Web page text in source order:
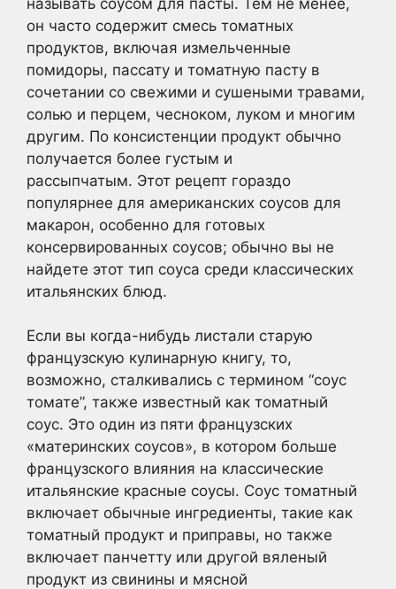
он часто содержит смесь томатных
продуктов, включая измельченные
помидоры, пассату и томатную пасту в
сочетании со свежими и сушеными травами,
солью и перцем, чесноком, луком и многим
другим. По консистенции продукт обычно
получается более густым и
рассыпчатым. Этот рецепт гораздо
популярнее для американских соусов для
макарон, особенно для готовых
консервированных соусов; обычно вы не
найдете этот тип соуса среди классических
итальянских блюд.
Если вы когда-нибудь листали старую
французскую кулинарную книгу, то,
возможно, сталкивались с термином “соус
томате”, также известный как томатный
соус. Это один из пяти французских
«материнских соусов», в котором больше
французского влияния на классические
итальянские красные соусы. Соус томатный
включает обычные ингредиенты, такие как
томатный продукт и приправы, но также
включает панчетту или другой вяленый
продукт из свинины и мясной